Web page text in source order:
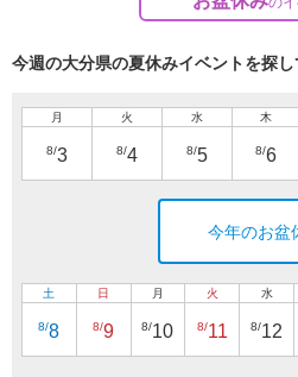
今週の大分県の夏休みイベントを探し
月
8/3
火
8/4
水
8/5
木
8/6
今年のお盆
土
8/8
日
8/9
月
8/10
火
8/11
水
8/12